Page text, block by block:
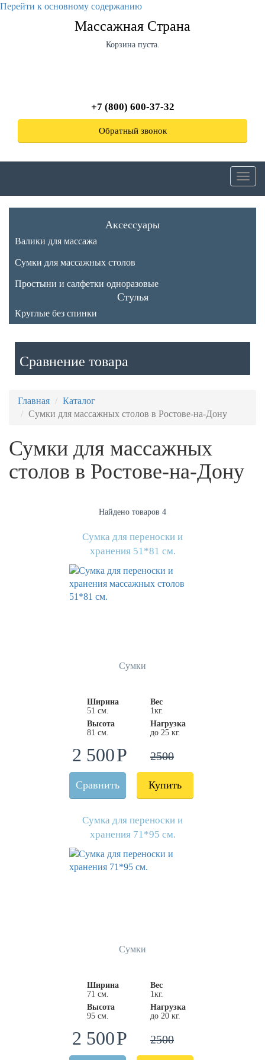
Перейти к основному содержанию
Массажная Страна
Корзина пуста.
+7 (800) 600-37-32
Обратный звонок
Аксессуары
Валики для массажа
Сумки для массажных столов
Простыни и салфетки одноразовые
Стулья
Круглые без спинки
Сравнение товара
Главная
Каталог
Сумки для массажных столов в Ростове-на-Дону
Сумки для массажных
столов в Ростове-на-Дону
Найдено товаров 4
Сумка для переноски и
хранения 51*81 см.
Сумки
Ширина
51 см.
Вес
1кг.
Высота
81 см.
Нагрузка
до 25 кг.
2 500 2500
Сравнить Купить
Сумка для переноски и
хранения 71*95 см.
Сумки
Ширина
71 см.
Вес
1кг.
Высота
95 см.
Нагрузка
до 20 кг.
2 500 2500